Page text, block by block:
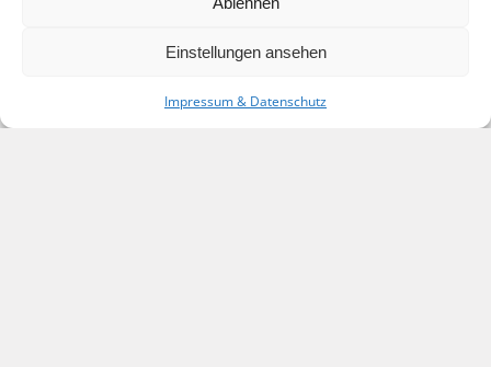
Einstellungen ansehen
Impressum & Datenschutz
spas@2x